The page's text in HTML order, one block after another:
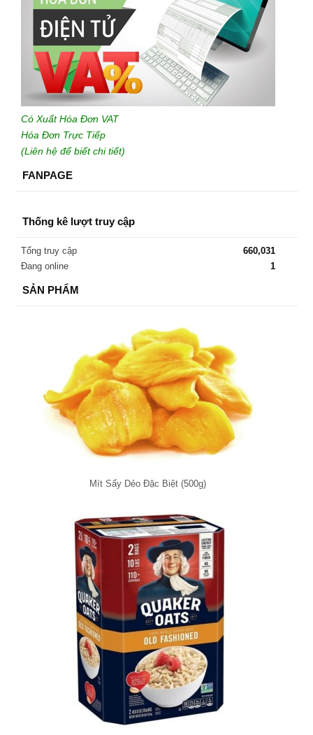
Có Xuất Hóa Đơn VAT
Hóa Đơn Trực Tiếp
(Liên hệ để biết chi tiết)
FANPAGE
Thống kê lượt truy cập
Tổng truy cập
660,031
Đang online
1
SẢN PHẨM
Mít Sấy Dẻo Đặc Biệt (500g)